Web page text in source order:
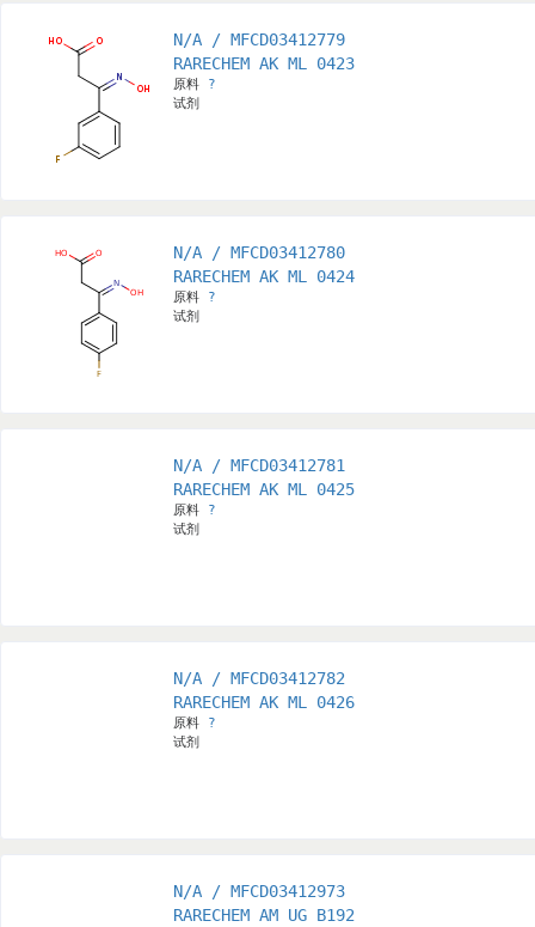
N/A / MFCD03412779
RARECHEM AK ML 0423
原料 ?
试剂
N/A / MFCD03412780
RARECHEM AK ML 0424
原料 ?
试剂
N/A / MFCD03412781
RARECHEM AK ML 0425
原料 ?
试剂
N/A / MFCD03412782
RARECHEM AK ML 0426
原料 ?
试剂
N/A / MFCD03412973
RARECHEM AM UG B192